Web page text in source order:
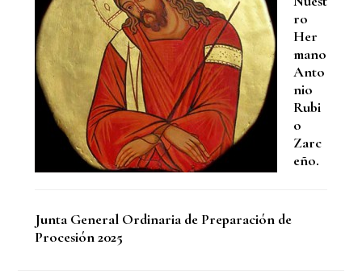
ro
Her
mano
Anto
nio
Rubi
o
Zarc
eño.
Junta General Ordinaria de Preparación de
Procesión 2025